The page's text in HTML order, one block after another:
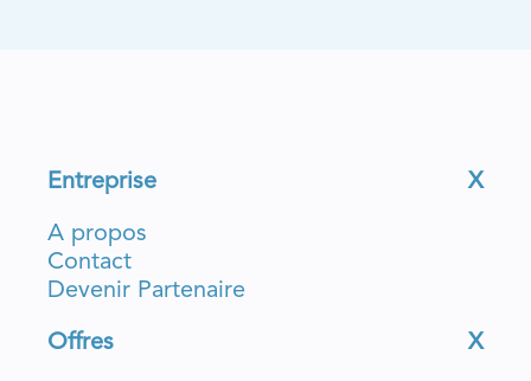
Entreprise X
A propos
Contact
Devenir Partenaire
Offres X